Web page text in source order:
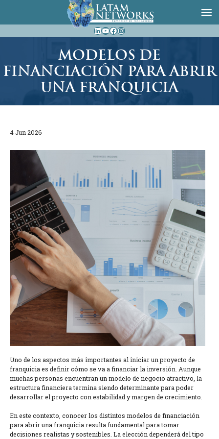
al
LinkedIn
YouTube
Facebook
Instagram
MODELOS DE
FINANCIACIÓN PARA ABRIR
UNA FRANQUICIA
4 Jun 2026
Uno de los aspectos más importantes al iniciar un proyecto de
franquicia es definir cómo se va a financiar la inversión. Aunque
muchas personas encuentran un modelo de negocio atractivo, la
estructura financiera termina siendo determinante para poder
desarrollar el proyecto con estabilidad y margen de crecimiento.
En este contexto, conocer los distintos modelos de financiación
para abrir una franquicia resulta fundamental para tomar
decisiones realistas y sostenibles. La elección dependerá del tipo